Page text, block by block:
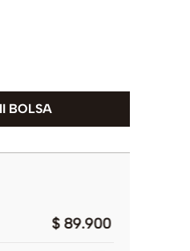
$ 89.900